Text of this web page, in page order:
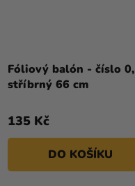
Fóliový balón - číslo 0,
stříbrný 66 cm
135 Kč
DO KOŠÍKU